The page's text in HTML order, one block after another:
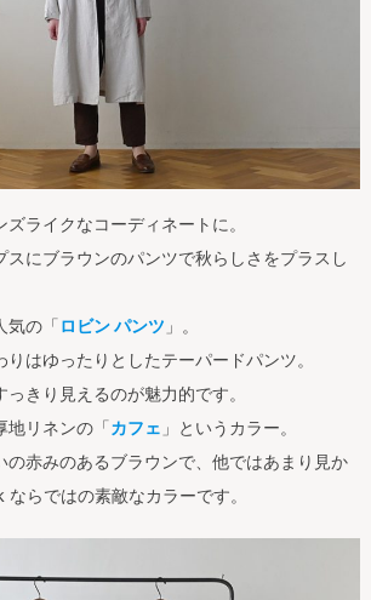
ライクなコーディネートに。
スにブラウンのパンツで秋らしさをプラスし
気の「ロビン パンツ 」。
はゆったりとしたテーパードパンツ。
きり見えるのが魅力的です。
地リネンの「カフェ 」というカラー。
の赤みのあるブラウンで、他ではあまり見か
らではの素敵なカラーです。